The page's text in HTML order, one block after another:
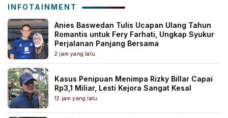
INFOTAINMENT
Anies Baswedan Tulis Ucapan Ulang Tahun
Romantis untuk Fery Farhati, Ungkap Syukur
Perjalanan Panjang Bersama
2 jam yang lalu
Kasus Penipuan Menimpa Rizky Billar Capai
Rp3,1 Miliar, Lesti Kejora Sangat Kesal
12 jam yang lalu